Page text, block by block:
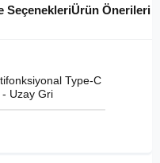
SeçenekleriÜrün Önerileri
Type-C
Uzay Gri